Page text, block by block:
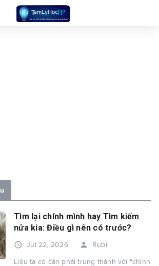
Tìm lại chính mình hay Tìm kiếm
nửa kia: Điều gì nên có trước?
access_time Jul 22, 2026 person Rubi
Liệu ta có cần phải trung thành với "chính